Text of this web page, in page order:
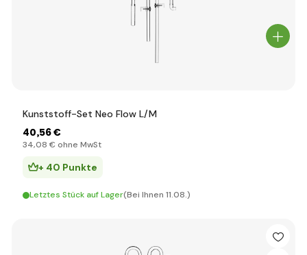
Kunststoff-Set Neo Flow L/M
40,56 €
34,08 € ohne MwSt
+ 40 Punkte
Letztes Stück auf Lager(Bei Ihnen 11.08.)